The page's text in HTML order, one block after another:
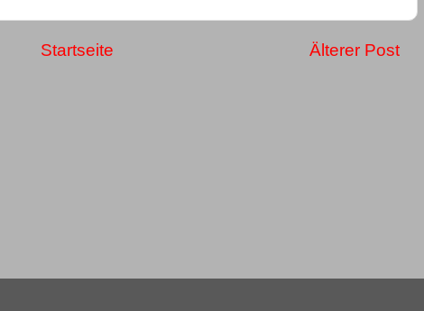
Älterer Post
Startseite